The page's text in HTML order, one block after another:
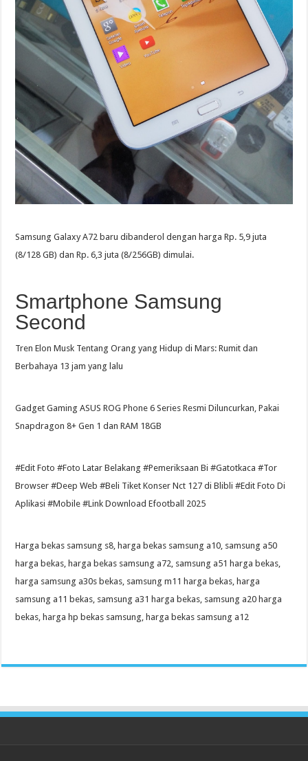
Samsung Galaxy A72 baru dibanderol dengan harga Rp. 5,9 juta
(8/128 GB) dan Rp. 6,3 juta (8/256GB) dimulai.
Smartphone Samsung
Second
Tren Elon Musk Tentang Orang yang Hidup di Mars: Rumit dan
Berbahaya 13 jam yang lalu
Gadget Gaming ASUS ROG Phone 6 Series Resmi Diluncurkan, Pakai
Snapdragon 8+ Gen 1 dan RAM 18GB
#Edit Foto #Foto Latar Belakang #Pemeriksaan Bi #Gatotkaca #Tor
Browser #Deep Web #Beli Tiket Konser Nct 127 di Blibli #Edit Foto Di
Aplikasi #Mobile #Link Download Efootball 2025
Harga bekas samsung s8, harga bekas samsung a10, samsung a50
harga bekas, harga bekas samsung a72, samsung a51 harga bekas,
harga samsung a30s bekas, samsung m11 harga bekas, harga
samsung a11 bekas, samsung a31 harga bekas, samsung a20 harga
bekas, harga hp bekas samsung, harga bekas samsung a12